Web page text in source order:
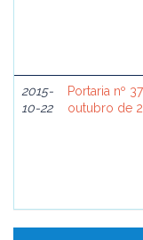
2015-
10-22
Portaria nº
outubro de